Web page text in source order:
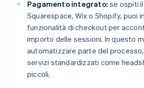
Pagamento integrato: se ospiti
Squarespace, Wix o Shopify, puoi
funzionalità di checkout per
importo delle sessioni. In questo
automatizzare parte del
servizi standardizzati come
piccoli.